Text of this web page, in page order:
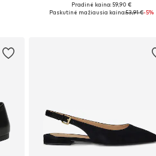
Galimi dydžiai: 36, 37, 38, 39, 40, 41
Pradinė kaina: 59,90 €
Paskutinė mažiausia kaina:53,91 €-5%